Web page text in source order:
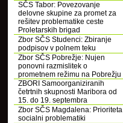
SČS Tabor: Povezovanje
delovne skupine za promet za
rešitev problematike ceste
Proletarskih brigad
Zbor SČS Studenci: Zbiranje
podpisov v polnem teku
Zbor SČS Pobrežje: Nujen
ponovni razmislitek o
prometnem režimu na Pobrežju
ZBORI Samoorganiziranih
četrtnih skupnosti Maribora od
15. do 19. septembra
Zbor SČS Magdalena: Prioriteta
socialni problematiki